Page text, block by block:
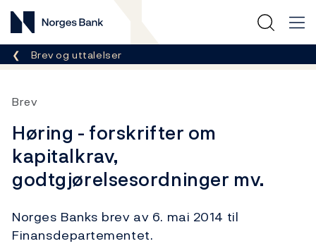
Norges Bank
Her er du nå:
Brev og uttalelser
Brev
Høring - forskrifter om
kapitalkrav,
godtgjørelsesordninger mv.
Norges Banks brev av 6. mai 2014 til
Finansdepartementet.